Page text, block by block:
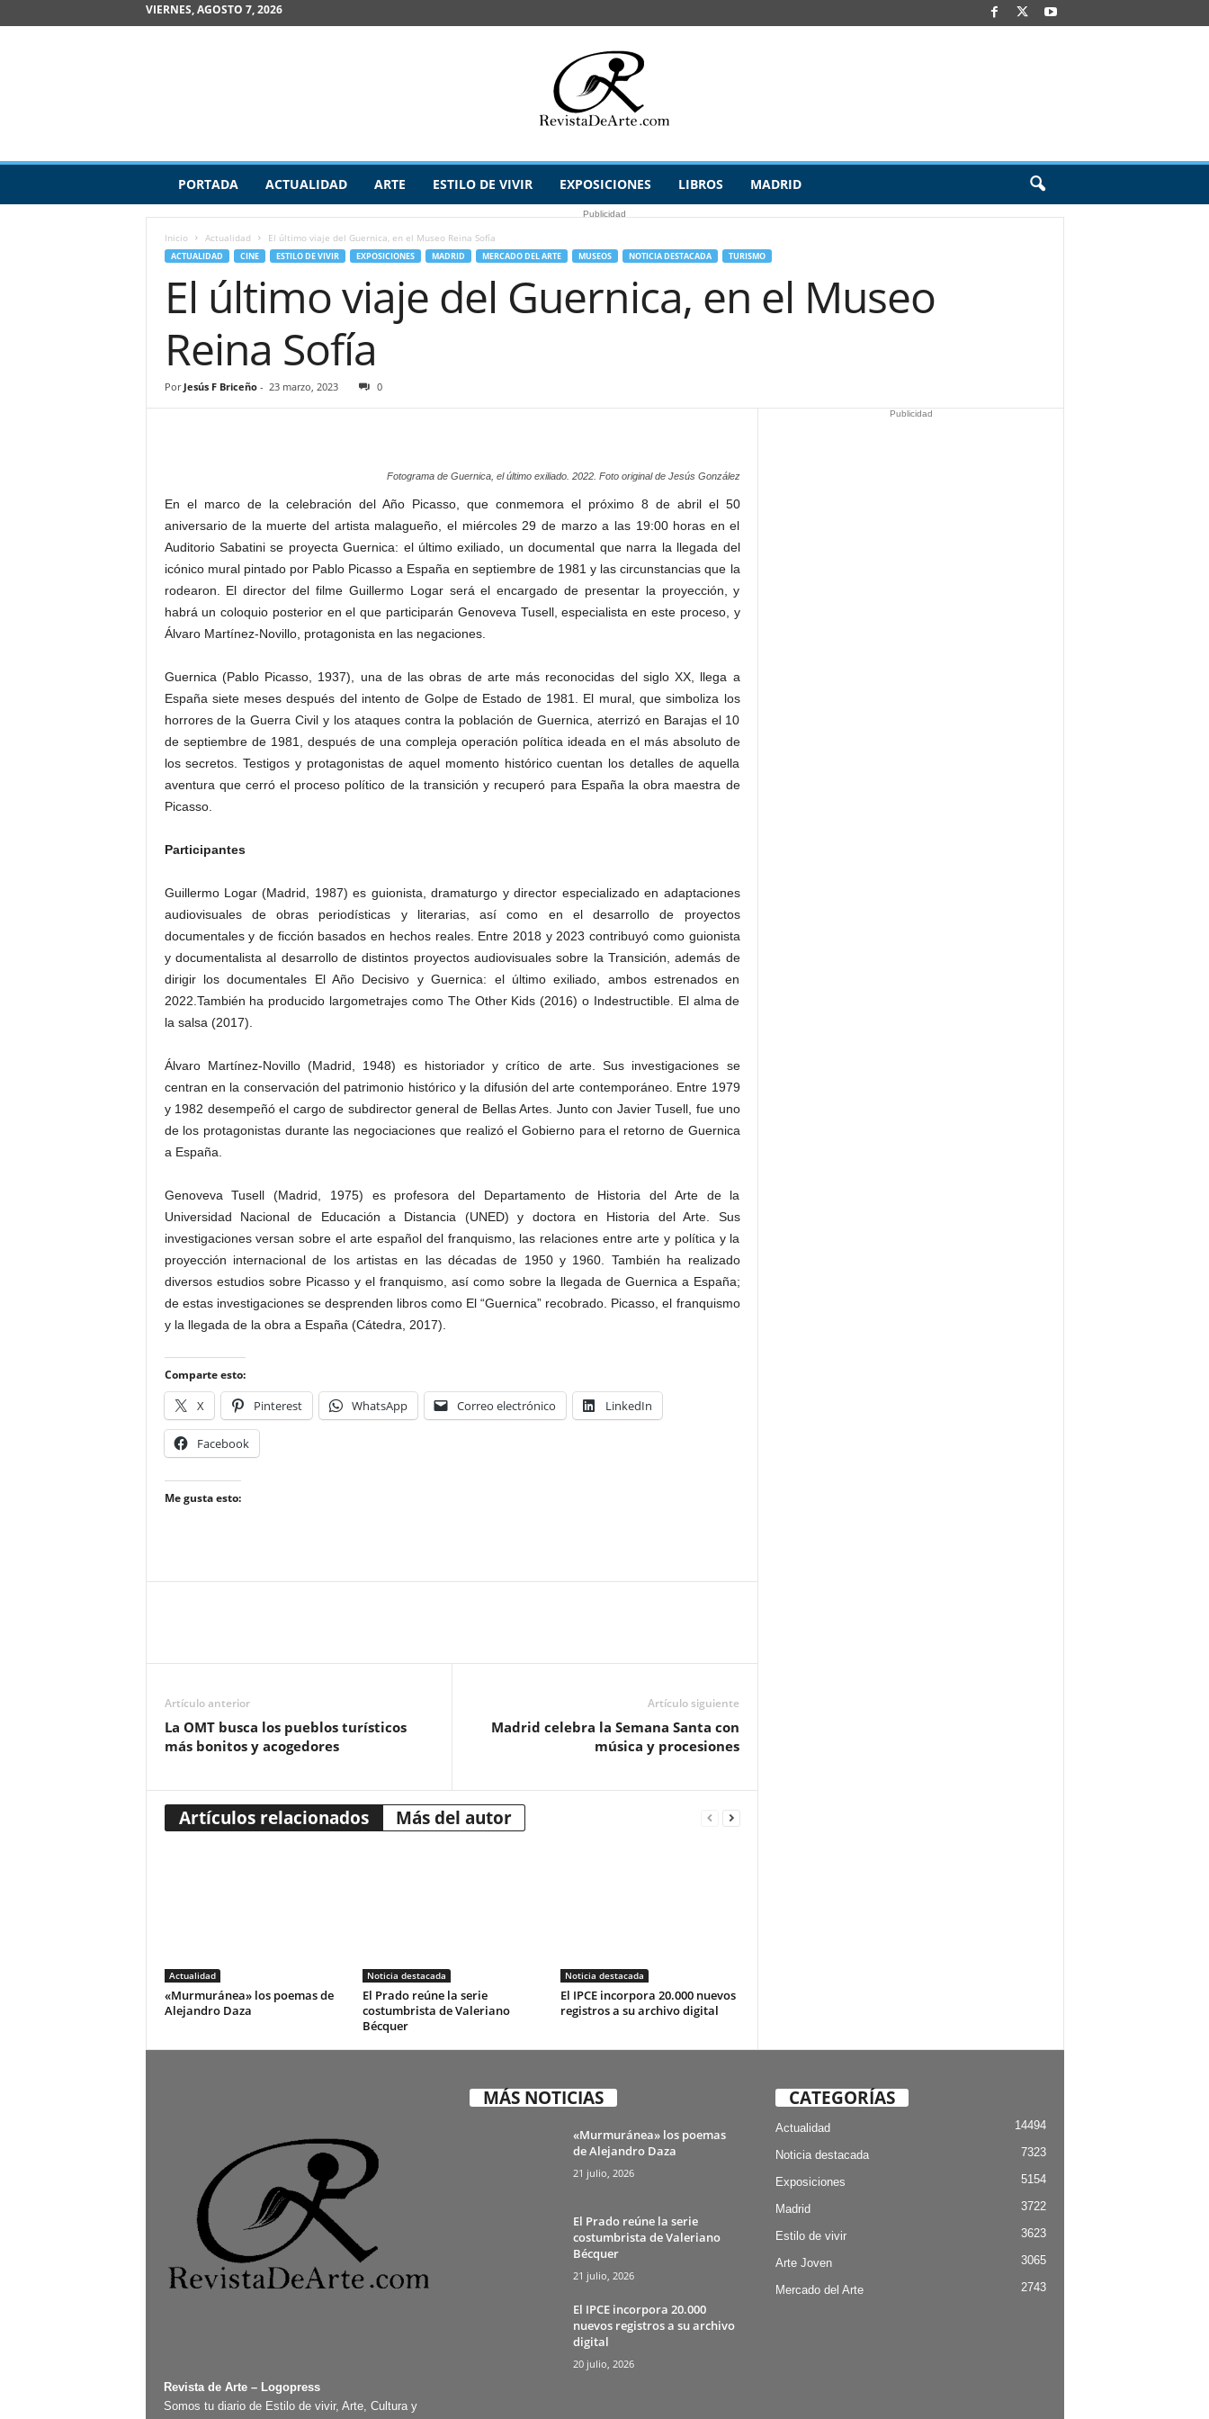
VIERNES, AGOSTO 7, 2026
v
PORTADA ACTUALIDAD ARTE ESTILO DE VIVIR EXPOSICIONES LIBROS MADRID
Publicidad
Inicio Actualidad El último viaje del Guernica, en el Museo Reina Sofía
ACTUALIDAD CINE ESTILO DE VIVIR EXPOSICIONES MADRID MERCADO DEL ARTE MUSEOS NOTICIA DESTACADA TURISMO
El último viaje del Guernica, en el Museo
Reina Sofía
Por Jesús F Briceño- 23 marzo, 2023 0
Fotograma de Guernica, el último exiliado. 2022. Foto original de Jesús González
En el marco de la celebración del Año Picasso, que conmemora el próximo 8 de abril el 50
aniversario de la muerte del artista malagueño, el miércoles 29 de marzo a las 19:00 horas en el
Auditorio Sabatini se proyecta Guernica: el último exiliado, un documental que narra la llegada del
icónico mural pintado por Pablo Picasso a España en septiembre de 1981 y las circunstancias que la
rodearon. El director del filme Guillermo Logar será el encargado de presentar la proyección, y
habrá un coloquio posterior en el que participarán Genoveva Tusell, especialista en este proceso, y
Álvaro Martínez-Novillo, protagonista en las negaciones.
Guernica (Pablo Picasso, 1937), una de las obras de arte más reconocidas del siglo XX, llega a
España siete meses después del intento de Golpe de Estado de 1981. El mural, que simboliza los
horrores de la Guerra Civil y los ataques contra la población de Guernica, aterrizó en Barajas el 10
de septiembre de 1981, después de una compleja operación política ideada en el más absoluto de
los secretos. Testigos y protagonistas de aquel momento histórico cuentan los detalles de aquella
aventura que cerró el proceso político de la transición y recuperó para España la obra maestra de
Picasso.
Participantes
Guillermo Logar (Madrid, 1987) es guionista, dramaturgo y director especializado en adaptaciones
audiovisuales de obras periodísticas y literarias, así como en el desarrollo de proyectos
documentales y de ficción basados en hechos reales. Entre 2018 y 2023 contribuyó como guionista
y documentalista al desarrollo de distintos proyectos audiovisuales sobre la Transición, además de
dirigir los documentales El Año Decisivo y Guernica: el último exiliado, ambos estrenados en
2022.También ha producido largometrajes como The Other Kids (2016) o Indestructible. El alma de
la salsa (2017).
Álvaro Martínez-Novillo (Madrid, 1948) es historiador y crítico de arte. Sus investigaciones se
centran en la conservación del patrimonio histórico y la difusión del arte contemporáneo. Entre 1979
y 1982 desempeñó el cargo de subdirector general de Bellas Artes. Junto con Javier Tusell, fue uno
de los protagonistas durante las negociaciones que realizó el Gobierno para el retorno de Guernica
a España.
Genoveva Tusell (Madrid, 1975) es profesora del Departamento de Historia del Arte de la
Universidad Nacional de Educación a Distancia (UNED) y doctora en Historia del Arte. Sus
investigaciones versan sobre el arte español del franquismo, las relaciones entre arte y política y la
proyección internacional de los artistas en las décadas de 1950 y 1960. También ha realizado
diversos estudios sobre Picasso y el franquismo, así como sobre la llegada de Guernica a España;
de estas investigaciones se desprenden libros como El “Guernica” recobrado. Picasso, el franquismo
y la llegada de la obra a España (Cátedra, 2017).
Comparte esto:
X Pinterest WhatsApp Correo electrónico LinkedIn
Facebook
Me gusta esto:
Artículo anterior
La OMT busca los pueblos turísticos
más bonitos y acogedores
Artículo siguiente
Madrid celebra la Semana Santa con
música y procesiones
Artículos relacionados Más del autor
Actualidad
«Murmuránea» los poemas de
Alejandro Daza
Noticia destacada
El Prado reúne la serie
costumbrista de Valeriano
Bécquer
Noticia destacada
El IPCE incorpora 20.000 nuevos
registros a su archivo digital
Publicidad
Revista de Arte – Logopress
Somos tu diario de Estilo de vivir, Arte, Cultura y
MÁS NOTICIAS
«Murmuránea» los poemas
de Alejandro Daza
21 julio, 2026
El Prado reúne la serie
costumbrista de Valeriano
Bécquer
21 julio, 2026
El IPCE incorpora 20.000
nuevos registros a su archivo
digital
20 julio, 2026
CATEGORÍAS
Actualidad 14494
Noticia destacada 7323
Exposiciones 5154
Madrid 3722
Estilo de vivir 3623
Arte Joven 3065
Mercado del Arte 2743